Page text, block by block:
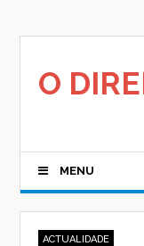
O
MENU
ACTUALIDADE